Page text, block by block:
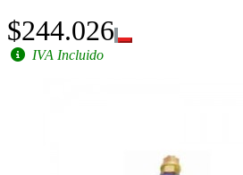
$244.026
IVA Incluido